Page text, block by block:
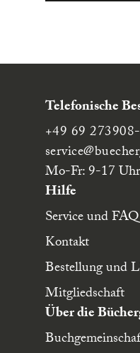
Telefonische
+49 69
service
Mo-Fr: 9-17 Uhr
Hilfe
Service und FAQ
Kontakt
Bestellung und
Mitgliedschaft
Über die